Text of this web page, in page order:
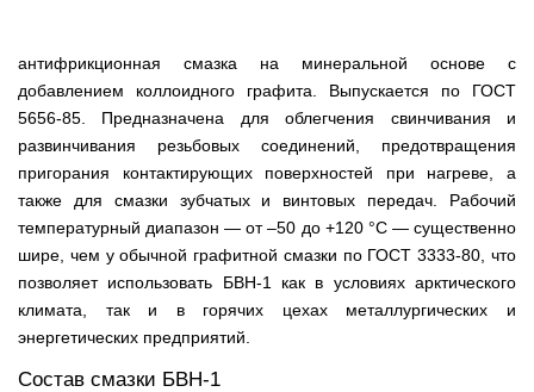
антифрикционная смазка на минеральной основе с
добавлением коллоидного графита. Выпускается по ГОСТ
5656-85. Предназначена для облегчения свинчивания и
развинчивания резьбовых соединений, предотвращения
пригорания контактирующих поверхностей при нагреве, а
также для смазки зубчатых и винтовых передач. Рабочий
температурный диапазон — от –50 до +120 °C — существенно
шире, чем у обычной графитной смазки по ГОСТ 3333-80, что
позволяет использовать БВН-1 как в условиях арктического
климата, так и в горячих цехах металлургических и
энергетических предприятий.
Состав смазки БВН-1